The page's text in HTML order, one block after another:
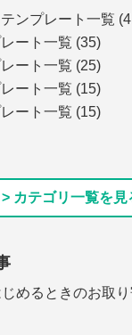
ンプレート一覧
ート一覧 (35)
ート一覧 (25)
ート一覧 (15)
ート一覧 (15)
> カテゴリ一覧を見
めるときのお取